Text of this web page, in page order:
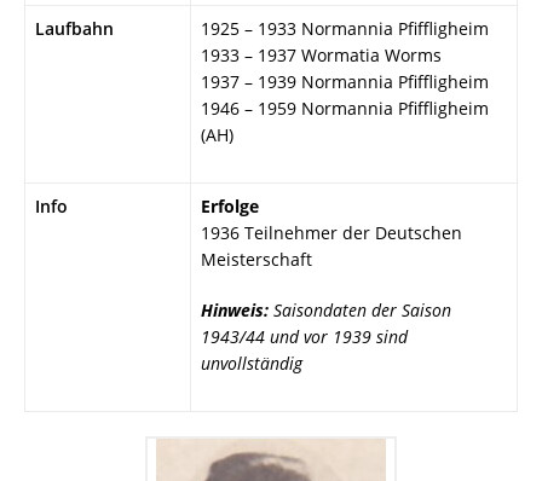
Laufbahn
1925 – 1933 Normannia Pfiffligheim
1933 – 1937 Wormatia Worms
1937 – 1939 Normannia Pfiffligheim
1946 – 1959 Normannia Pfiffligheim
(AH)
Info
Erfolge
1936 Teilnehmer der Deutschen
Meisterschaft
Hinweis: Saisondaten der Saison
1943/44 und vor 1939 sind
unvollständig